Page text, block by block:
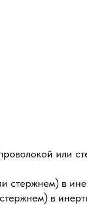
или
стержнем) в
в